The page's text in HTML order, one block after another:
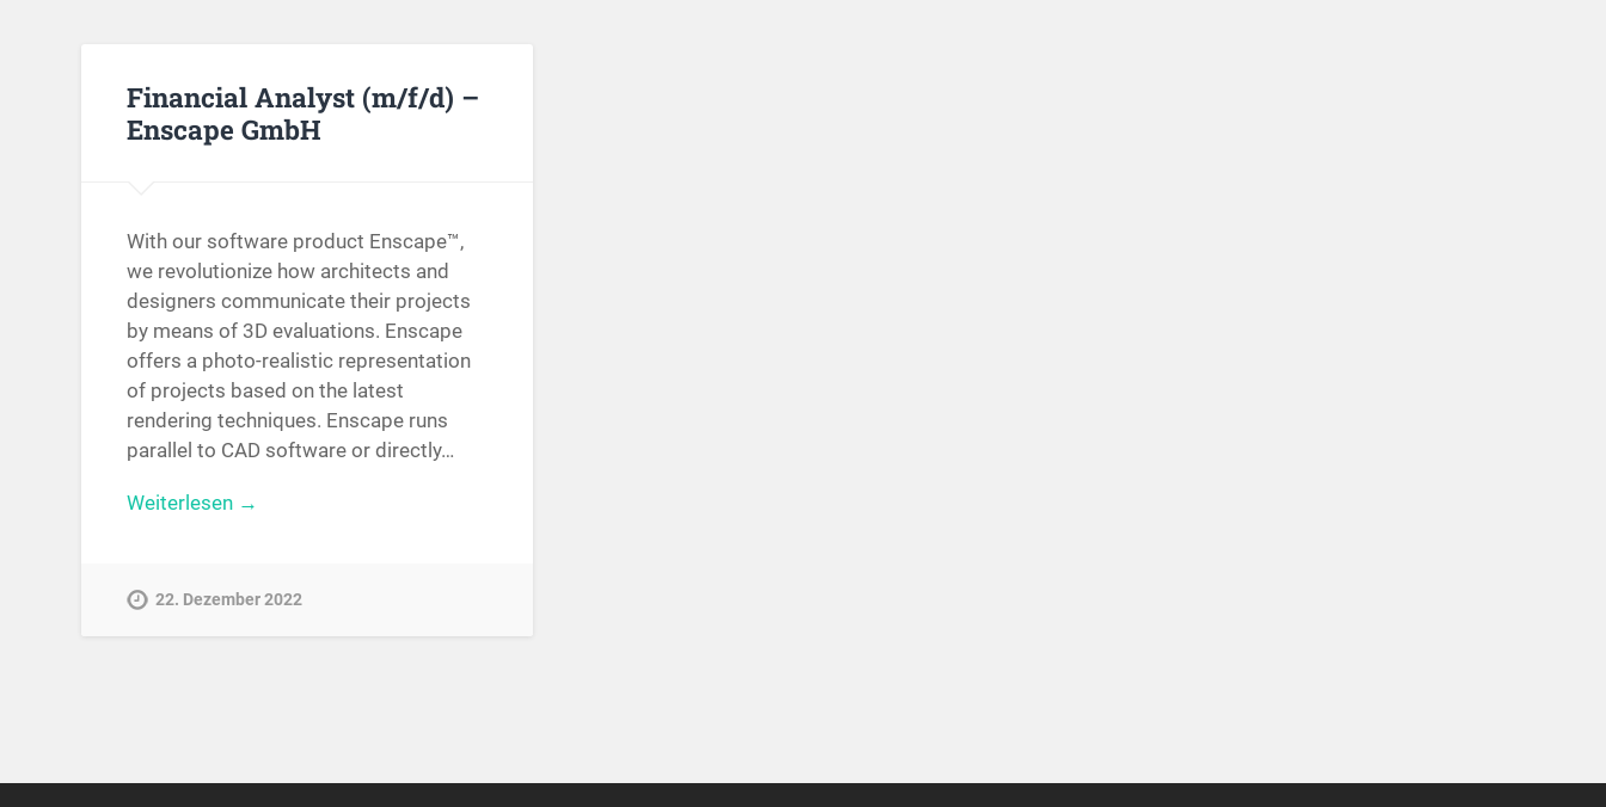
Financial Analyst (m/f/d) –
Enscape GmbH
With our software product Enscape™,
we revolutionize how architects and
designers communicate their projects
by means of 3D evaluations. Enscape
offers a photo-realistic representation
of projects based on the latest
rendering techniques. Enscape runs
parallel to CAD software or directly…
Weiterlesen →
22. Dezember 2022